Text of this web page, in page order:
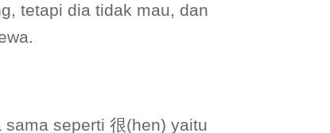
tetapi dia tidak mau, dan
seperti 很(hen) yaitu